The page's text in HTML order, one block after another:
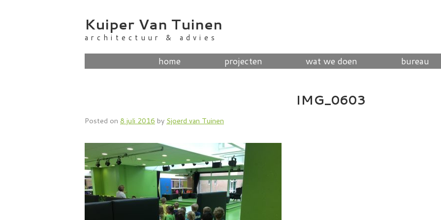
Kuiper Van Tuinen
architectuur & advies
home projecten wat we doen bureau
IMG_0603
Posted on 8 juli 2016 by Sjoerd van Tuinen